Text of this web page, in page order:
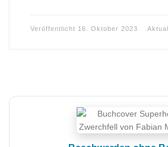
Veröffentlicht 16. Oktober 2023